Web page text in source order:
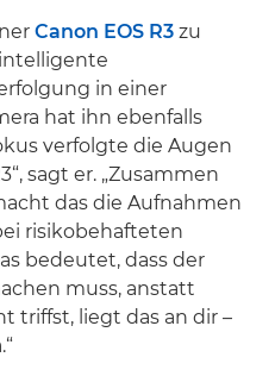
Canon EOS R3 zu
in einer
hat ihn ebenfalls
verfolgte die Augen
sagt er. „Zusammen
das die Aufnahmen
risikobehafteten
bedeutet, dass der
muss, anstatt
triffst, liegt das an dir –